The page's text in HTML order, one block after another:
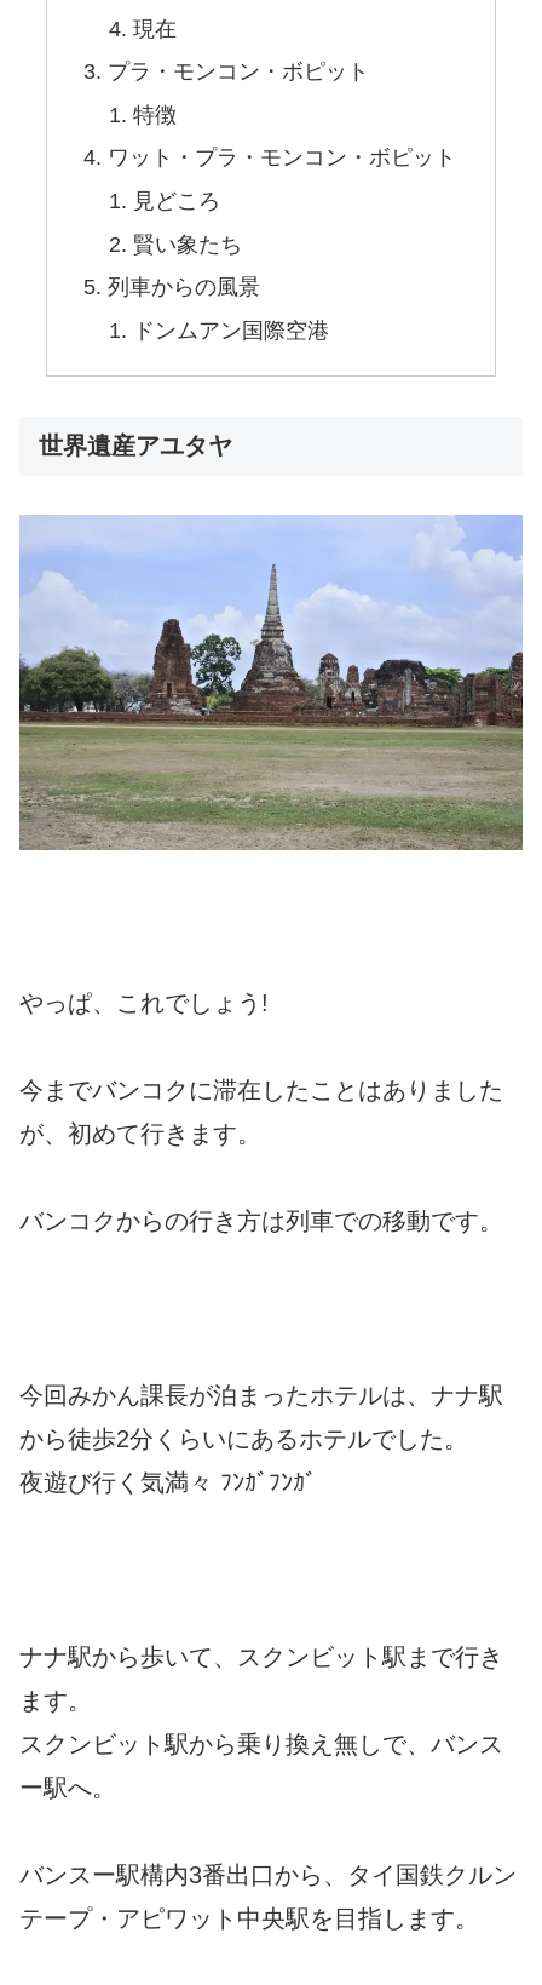
現在
プラ・モンコン・ボピット
特徴
ワット・プラ・モンコン・ボピット
見どころ
賢い象たち
列車からの風景
ドンムアン国際空港
世界遺産アユタヤ
やっぱ、これでしょう!
今までバンコクに滞在したことはありました
が、初めて行きます。
バンコクからの行き方は列車での移動です。
今回みかん課長が泊まったホテルは、ナナ駅
から徒歩2分くらいにあるホテルでした。
夜遊び行く気満々 ﾌﾝｶﾞﾌﾝｶﾞ
ナナ駅から歩いて、スクンビット駅まで行き
ます。
スクンビット駅から乗り換え無しで、バンス
ー駅へ。
バンスー駅構内3番出口から、タイ国鉄クルン
テープ・アピワット中央駅を目指します。